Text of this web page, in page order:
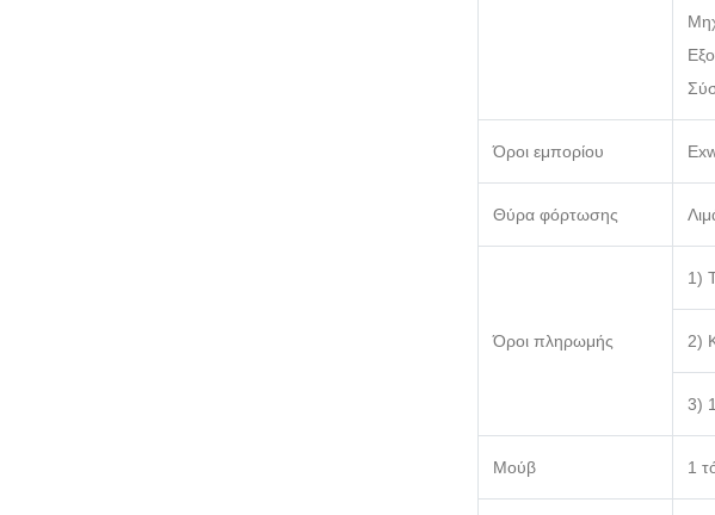
Όροι εμπορίου
Θύρα φόρτωσης
Όροι πληρωμής
1)
2)
3)
Μούβ 1